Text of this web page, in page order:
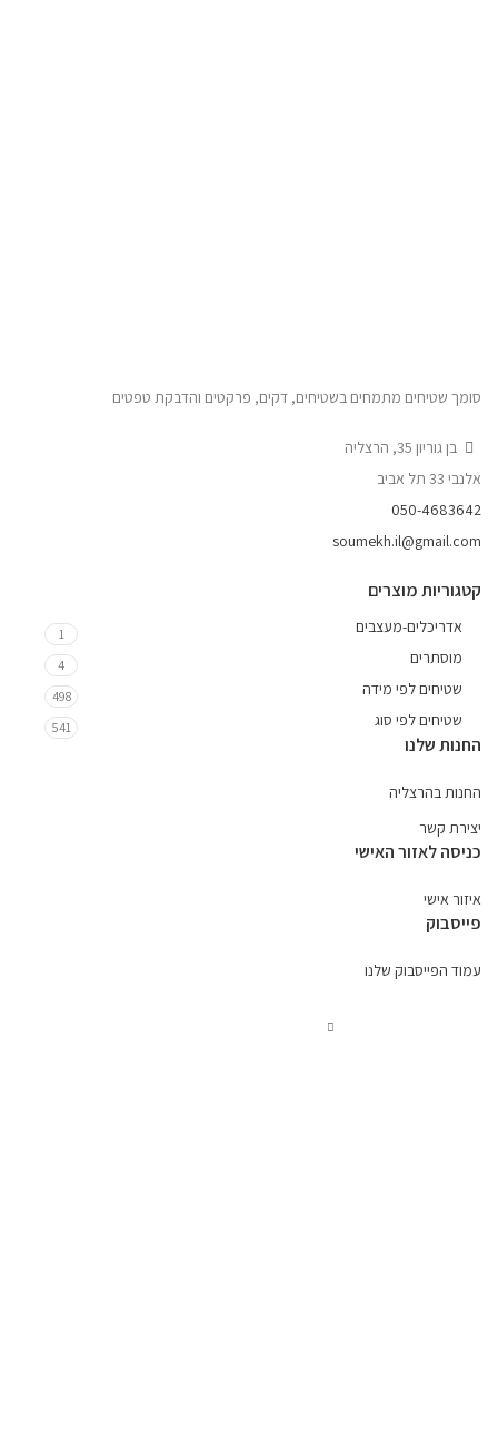
סומך שטיחים מתמחים בשטיחים, דקים, פרקטים והדבקת טפטים
בן גוריון 35, הרצליה
אלנבי 33 תל אביב
050-4683642
soumekh.il@gmail.com
קטגוריות מוצרים
אדריכלים-מעצבים 1
מוסתרים 4
שטיחים לפי מידה 498
שטיחים לפי סוג 541
החנות שלנו
החנות בהרצליה
יצירת קשר
כניסה לאזור האישי
איזור אישי
פייסבוק
עמוד הפייסבוק שלנו